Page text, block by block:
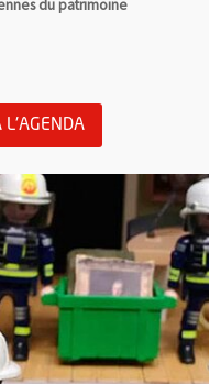
du patrimoine
L'AGENDA